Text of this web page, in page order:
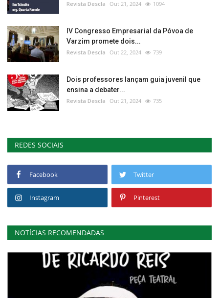
Revista Descla Out 21, 2024 1094
IV Congresso Empresarial da Póvoa de
Varzim promete dois...
Revista Descla Out 22, 2024 739
Dois professores lançam guia juvenil que
ensina a debater...
Revista Descla Out 21, 2024 735
REDES SOCIAIS
Facebook Twitter
Instagram Pinterest
NOTÍCIAS RECOMENDADAS